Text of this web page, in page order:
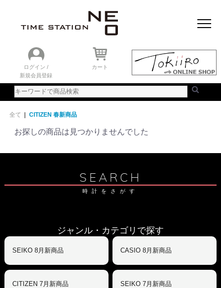
ログイン /
新規会員登録
カート
全て | CITIZEN 春新商品
お探しの商品は見つかりませんでした
SEARCH
時計をさがす
ジャンル・カテゴリで探す
SEIKO 8月新商品 CASIO 8月新商品
CITIZEN 7月新商品 SEIKO 7月新商品
おすすめアイテム
ニュース＆トピック
時計を探す
ランキング
ご利用ガイド